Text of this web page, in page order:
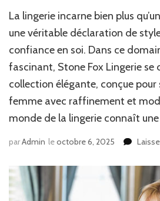
La lingerie incarne bien plus
une véritable déclaration de
confiance en soi. Dans ce
fascinant, Stone Fox Lingerie se
collection élégante, conçue
femme avec raffinement et
monde de la lingerie connaît
parAdmin leoctobre 6, 2025